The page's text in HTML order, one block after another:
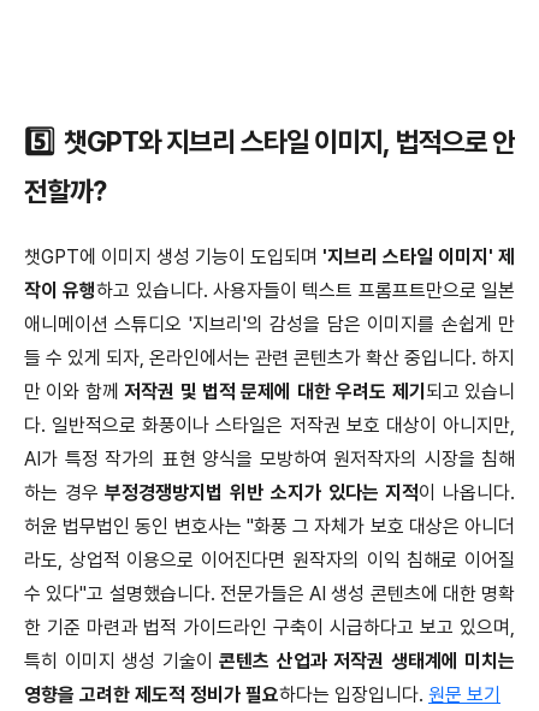
5️⃣ 챗GPT와 지브리 스타일 이미지, 법적으로 안
전할까?
챗GPT에 이미지 생성 기능이 도입되며 '지브리 스타일 이미지' 제
작이 유행하고 있습니다. 사용자들이 텍스트 프롬프트만으로 일본
애니메이션 스튜디오 '지브리'의 감성을 담은 이미지를 손쉽게 만
들 수 있게 되자, 온라인에서는 관련 콘텐츠가 확산 중입니다. 하지
만 이와 함께저작권 및 법적 문제에 대한 우려도 제기 되고 있습니
다. 일반적으로 화풍이나 스타일은 저작권 보호 대상이 아니지만,
AI가 특정 작가의 표현 양식을 모방하여 원저작자의 시장을 침해
하는 경우부정경쟁방지법 위반 소지가 있다는 지적이 나옵니다.
허윤 법무법인 동인 변호사는 "화풍 그 자체가 보호 대상은 아니더
라도, 상업적 이용으로 이어진다면 원작자의 이익 침해로 이어질
수 있다"고 설명했습니다. 전문가들은 AI 생성 콘텐츠에 대한 명확
한 기준 마련과 법적 가이드라인 구축이 시급하다고 보고 있으며,
특히 이미지 생성 기술이 콘텐츠 산업과 저작권 생태계에 미치는
영향을 고려한 제도적 정비가 필요하다는 입장입니다. 원문 보기